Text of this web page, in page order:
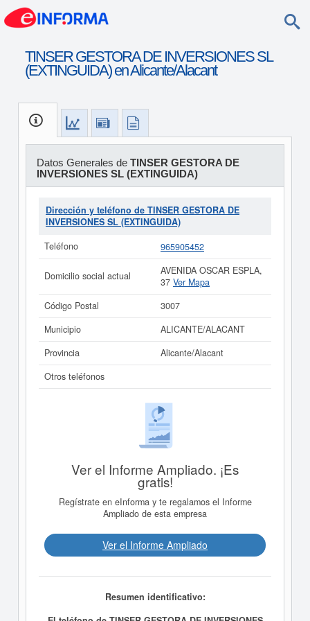
TINSER GESTORA DE INVERSIONES SL
(EXTINGUIDA) en Alicante/Alacant
Datos Generales de TINSER GESTORA DE
INVERSIONES SL (EXTINGUIDA)
Dirección y teléfono de TINSER GESTORA DE
INVERSIONES SL (EXTINGUIDA)
Teléfono
965905452
Domicilio social actual
AVENIDA OSCAR ESPLA,
37 Ver Mapa
Código Postal
3007
Municipio
ALICANTE/ALACANT
Provincia
Alicante/Alacant
Otros teléfonos
Ver el Informe Ampliado. ¡Es
gratis!
Regístrate en eInforma y te regalamos el Informe
Ampliado de esta empresa
Ver el Informe Ampliado
Resumen identificativo: